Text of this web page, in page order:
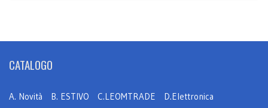
CATALOGO
A. Novità B. ESTIVO C.LEOMTRADE
D.Elettronica